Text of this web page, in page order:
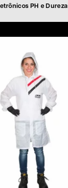
PH e Dureza